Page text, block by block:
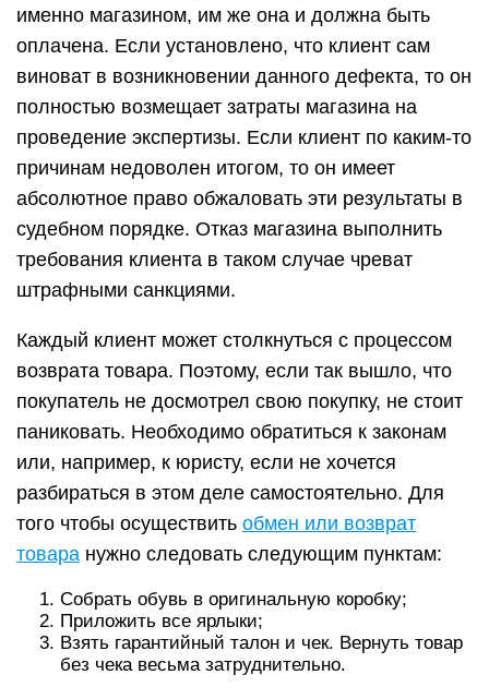
именно магазином, им же она и должна быть
оплачена. Если установлено, что клиент сам
виноват в возникновении данного дефекта, то он
полностью возмещает затраты магазина на
проведение экспертизы. Если клиент по каким-то
причинам недоволен итогом, то он имеет
абсолютное право обжаловать эти результаты в
судебном порядке. Отказ магазина выполнить
требования клиента в таком случае чреват
штрафными санкциями.
Каждый клиент может столкнуться с процессом
возврата товара. Поэтому, если так вышло, что
покупатель не досмотрел свою покупку, не стоит
паниковать. Необходимо обратиться к законам
или, например, к юристу, если не хочется
разбираться в этом деле самостоятельно. Для
того чтобы осуществить обмен или возврат
товара нужно следовать следующим пунктам:
Собрать обувь в оригинальную коробку;
Приложить все ярлыки;
Взять гарантийный талон и чек. Вернуть товар
без чека весьма затруднительно.